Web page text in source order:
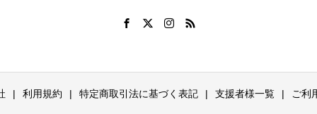
利用規約 特定商取引法に基づく表記 支援者様一覧 ご利